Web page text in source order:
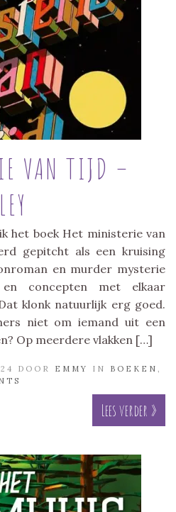
VAN TIJD –
het boek Het ministerie van
gepitcht als een kruising
en murder mysterie
concepten met elkaar
klonk natuurlijk erg goed.
niet om iemand uit een
Op meerdere vlakken […]
DOOR EMMY IN BOEKEN ,
Lees verder »